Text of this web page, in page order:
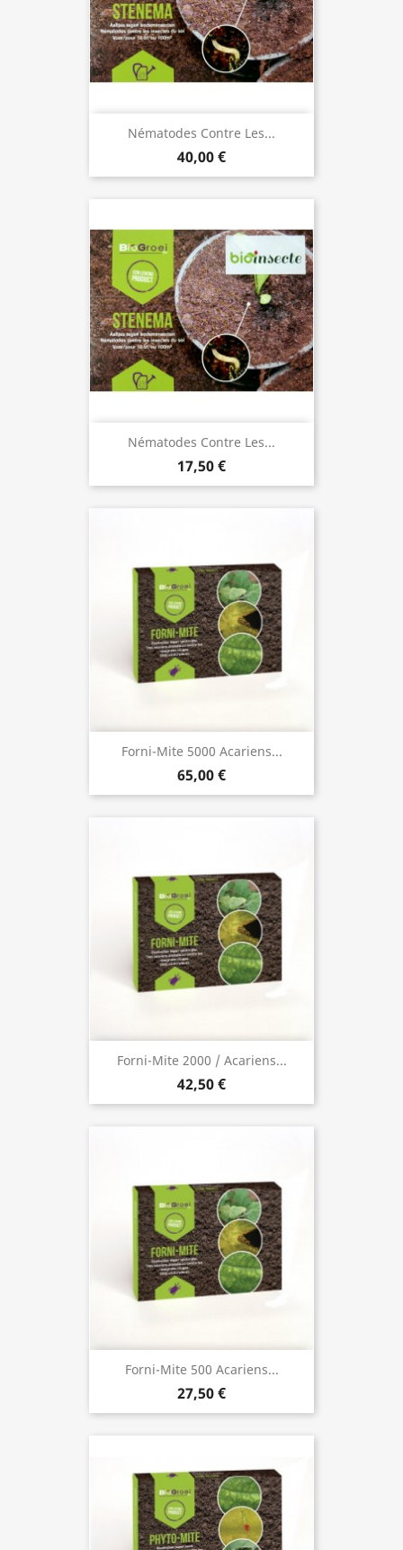
Nématodes Contre Les...
40,00 €
Nématodes Contre Les...
17,50 €
Forni-Mite 5000 Acariens...
65,00 €
Forni-Mite 2000 / Acariens...
42,50 €
Forni-Mite 500 Acariens...
27,50 €